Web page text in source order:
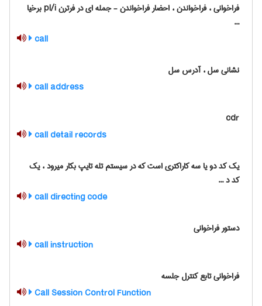
فراخوانی ، فراخواندن ، احضار فراخواندن - جمله ای در فرترن pl/i برخیا
...
call
نشانی سل ، آدرس سل
call address
cdr
call detail records
یک کد دو یا سه کاراکتری است که در سیستم تله تایپ بکار میرود ، یک
کد د ...
call directing code
دستور فراخوانی
call instruction
فراخوانی تابع کنترل جلسه
Call Session Control Function